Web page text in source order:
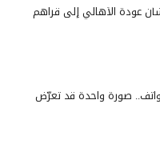
عودة الأهالي إلى قراهم
صورة واحدة قد تعرّض